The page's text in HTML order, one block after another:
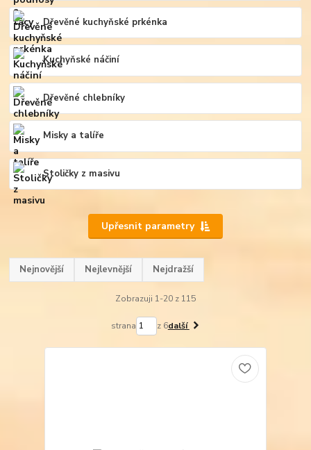
Dřevěné kuchyňské prkénka
Kuchyňské náčiní
Dřevěné chlebníky
Misky a talíře
Stoličky z masivu
Upřesnit parametry
Nejnovější Nejlevnější Nejdražší
Zobrazuji 1-20 z 115
strana z 6další